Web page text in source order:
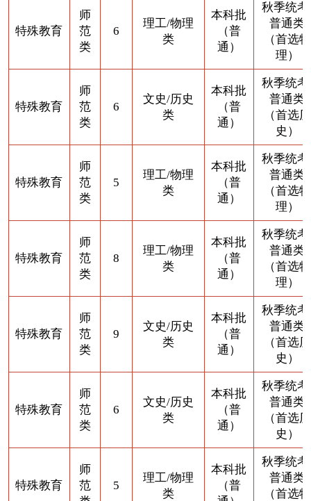
特殊教育
师
范
类
6
理工/物理
类
本科批
（普
通）
秋季统
普通类
（首选物
理）
特殊教育
师
范
类
6
文史/历史
类
本科批
（普
通）
秋季统
普通类
（首选历
史）
特殊教育
师
范
类
5
理工/物理
类
本科批
（普
通）
秋季统
普通类
（首选物
理）
特殊教育
师
范
类
8
理工/物理
类
本科批
（普
通）
秋季统
普通类
（首选物
理）
特殊教育
师
范
类
9
文史/历史
类
本科批
（普
通）
秋季统
普通类
（首选历
史）
特殊教育
师
范
类
6
文史/历史
类
本科批
（普
通）
秋季统
普通类
（首选历
史）
特殊教育
师
范
5
理工/物理
类
本科批
（普
秋季统
普通类
（首选物